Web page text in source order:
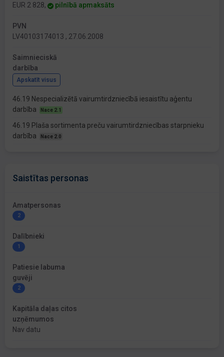
EUR 2 828,
pilnībā apmaksāts
PVN
LV40103174013 , 27.06.2008
Saimnieciskā
darbība
Apskatīt visus
46.19 Nespecializētā vairumtirdzniecībā iesaistītu aģentu
darbība
Nace 2.1
46.19 Plaša sortimenta preču vairumtirdzniecības starpnieku
darbība
Nace 2.0
Saistītas personas
Amatpersonas
2
Dalībnieki
1
Patiesie labuma
guvēji
2
Kapitāla daļas citos
uzņēmumos
Nav datu